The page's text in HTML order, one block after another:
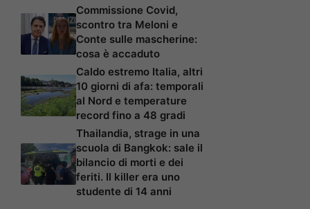
Commissione Covid,
scontro tra Meloni e
Conte sulle mascherine:
cosa è accaduto
Caldo estremo Italia, altri
10 giorni di afa: temporali
al Nord e temperature
record fino a 48 gradi
Thailandia, strage in una
scuola di Bangkok: sale il
bilancio di morti e dei
feriti. Il killer era uno
studente di 14 anni